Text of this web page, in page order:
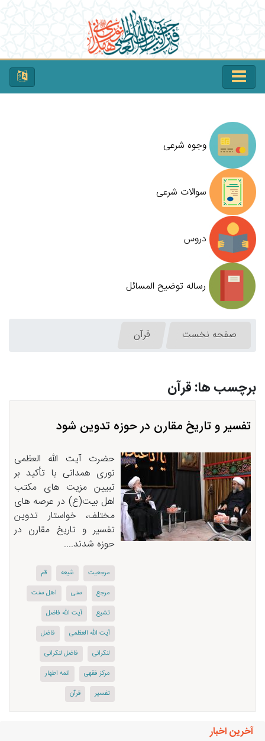
وجوه شرعی
سوالات شرعی
دروس
رساله توضیح المسائل
صفحه نخست قرآن
برچسب ها: قرآن
تفسیر و تاریخ مقارن در حوزه تدوین شود
حضرت آیت الله العظمی
نوری همدانی با تأکید بر
تبیین مزیت های مکتب
اهل بیت(ع) در عرصه های
مختلف، خواستار تدوین
تفسیر و تاریخ مقارن در
حوزه شدند....
مرجعیت شیعه
مرجع
سنی
اهل سنت
تشیع
آیت الله فاضل
آیت الله العظمی
فاضل
لنكرانی
فاضل لنكرانی
مرکز فقهی
ائمه اطهار
تفسیر
قرآن
آخرین اخبار